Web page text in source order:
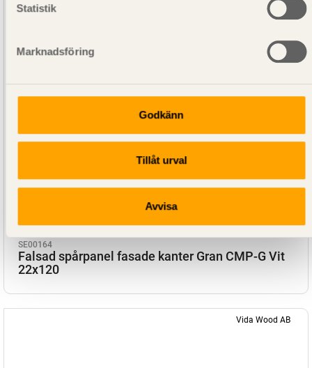
Statistik
Marknadsföring
Godkänn
Tillåt urval
Avvisa
SE00164
Falsad spårpanel fasade kanter Gran CMP-G Vit
22x120
Vida Wood AB